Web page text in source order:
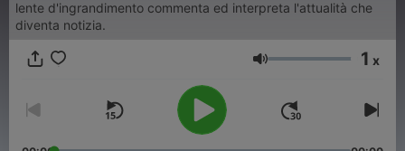
lente d'ingrandimento commenta ed interpreta l'attualità che
diventa notizia.
Volumen 1 x